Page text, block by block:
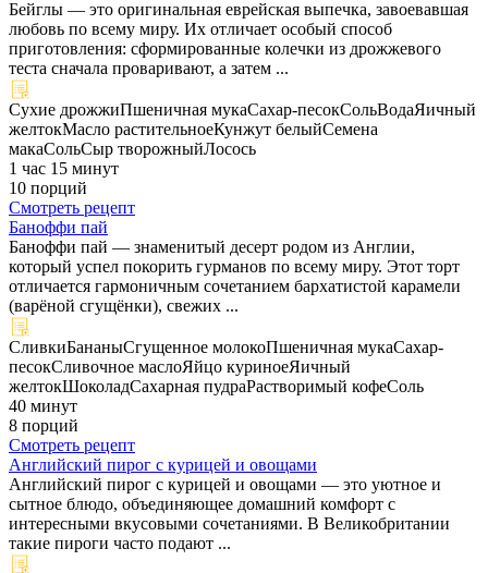
Бейглы — это оригинальная еврейская выпечка, завоевавшая
любовь по всему миру. Их отличает особый способ
приготовления: сформированные колечки из дрожжевого
теста сначала проваривают, а затем ...
Сухие дрожжиПшеничная мукаСахар-песокСольВодаЯичный
желтокМасло растительноеКунжут белыйСемена
макаСольСыр творожныйЛосось
1 час 15 минут
10 порций
Смотреть рецепт
Баноффи пай
Баноффи пай — знаменитый десерт родом из Англии,
который успел покорить гурманов по всему миру. Этот торт
отличается гармоничным сочетанием бархатистой карамели
(варёной сгущёнки), свежих ...
СливкиБананыСгущенное молокоПшеничная мукаСахар-
песокСливочное маслоЯйцо куриноеЯичный
желтокШоколадСахарная пудраРастворимый кофеСоль
40 минут
8 порций
Смотреть рецепт
Английский пирог с курицей и овощами
Английский пирог с курицей и овощами — это уютное и
сытное блюдо, объединяющее домашний комфорт с
интересными вкусовыми сочетаниями. В Великобритании
такие пироги часто подают ...